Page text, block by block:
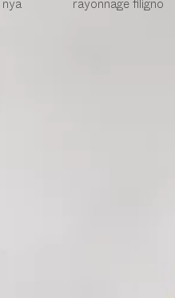
nya rayonnagefiligno